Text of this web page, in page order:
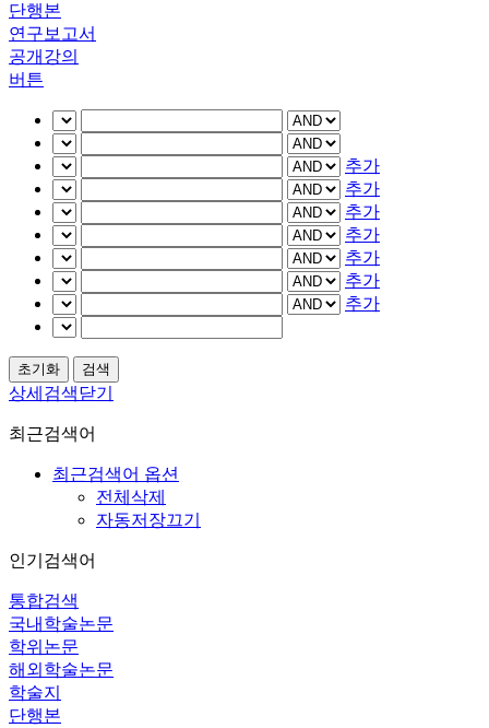
단행본
연구보고서
공개강의
버튼
추가
추가
추가
추가
추가
추가
추가
상세검색닫기
최근검색어
최근검색어 옵션
전체삭제
자동저장끄기
인기검색어
통합검색
국내학술논문
학위논문
해외학술논문
학술지
단행본